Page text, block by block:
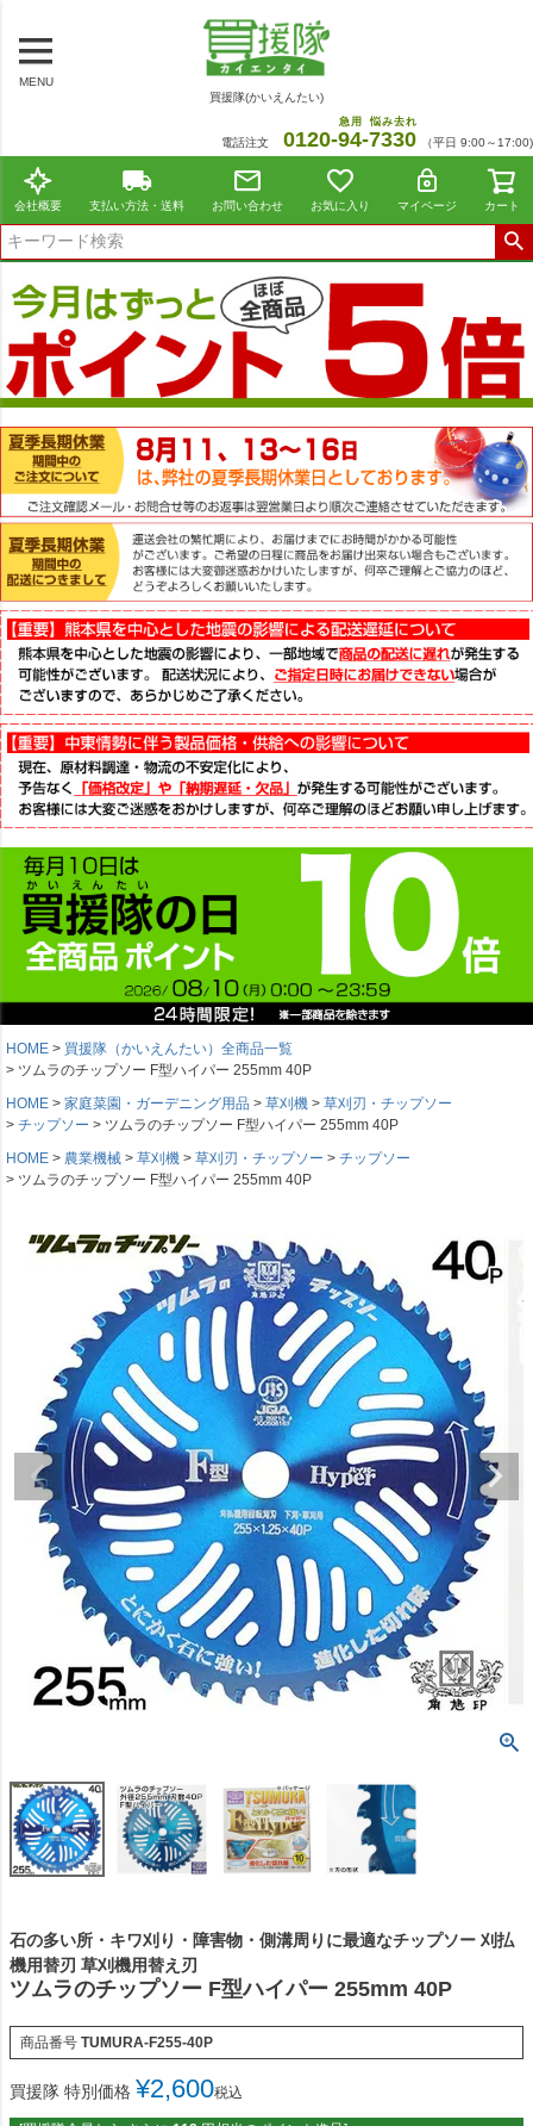
MENU
買援隊(かいえんたい)
電話注文 0120-94
急用
-7330
悩み去れ
（平日 9:00～17:00)
会社概要 支払い方法・送料 お問い合わせ お気に入り マイページ カート
HOME
買援隊（かいえんたい）全商品一覧
ツムラのチップソー F型ハイパー 255mm 40P
HOME
家庭菜園・ガーデニング用品 草刈機
草刈刃・チップソー
チップソー
ツムラのチップソー F型ハイパー 255mm 40P
HOME
農業機械 草刈機 草刈刃・チップソー
チップソー
ツムラのチップソー F型ハイパー 255mm 40P
石の多い所・キワ刈り・障害物・側溝周りに最適なチップソー 刈払
機用替刃 草刈機用替え刃
ツムラのチップソー F型ハイパー 255mm 40P
商品番号 TUMURA-F255-40P
買援隊 特別価格 ¥2,600税込